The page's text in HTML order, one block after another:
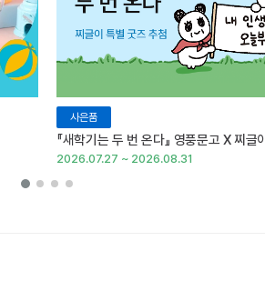
사은품
『새학기는 두 번 온다』 영풍문고 X 찌글이
2026.07.27 ~ 2026.08.31